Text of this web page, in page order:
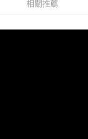
相關推薦